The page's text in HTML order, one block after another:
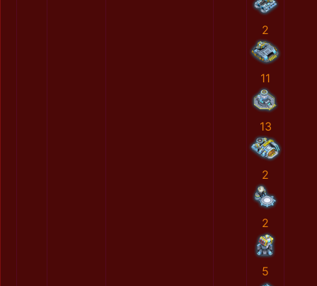
2
11
13
2
2
5